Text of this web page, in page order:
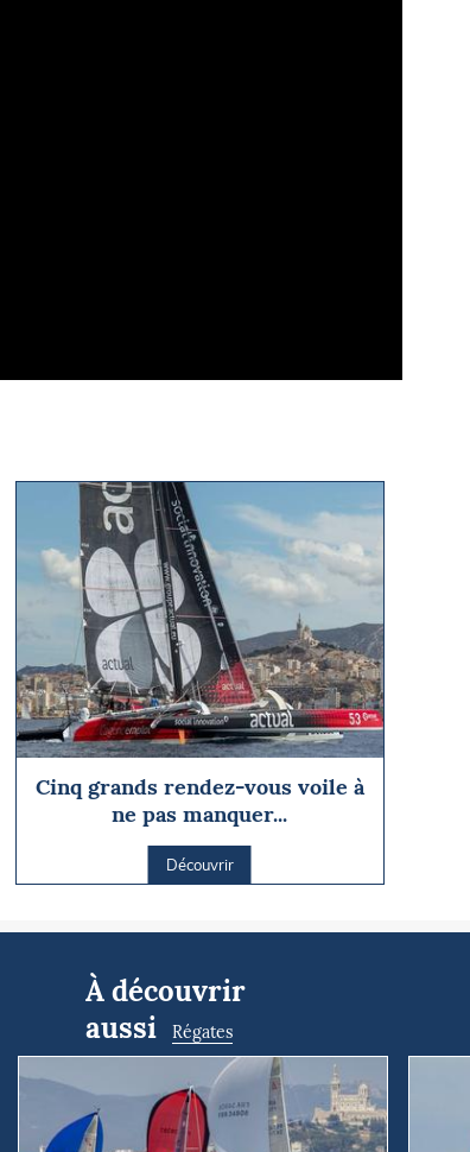
Cinq grands rendez-vous voile à
ne pas manquer...
Découvrir
À découvrir
aussi
Régates